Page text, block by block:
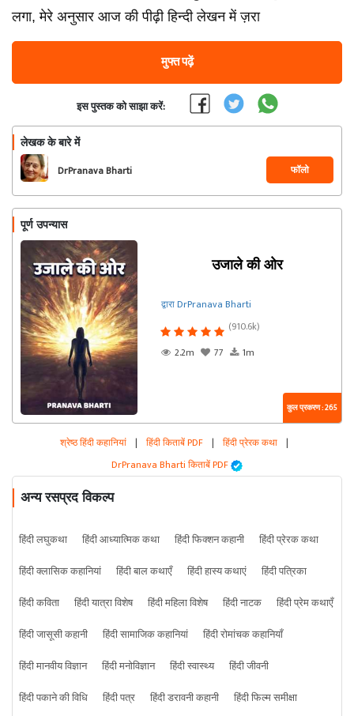
लगा, मेरे अनुसार आज की पीढ़ी हिन्दी लेखन में ज़रा
मुफ्त पढ़ें
इस पुस्तक को साझा करें:
लेखक के बारे में
DrPranava Bharti फॉलो
पूर्ण उपन्यास
उजाले की ओर
द्वारा DrPranava Bharti
(910.6k)
2.2m
77 1m
कुल प्रकरण : 265
श्रेष्ठ हिंदी कहानियां | हिंदी किताबें PDF | हिंदी प्रेरक कथा |
DrPranava Bharti किताबें PDF
अन्य रसप्रद विकल्प
हिंदी लघुकथा हिंदी आध्यात्मिक कथा हिंदी फिक्शन कहानी
हिंदी प्रेरक कथा
हिंदी क्लासिक कहानियां
हिंदी बाल कथाएँ हिंदी हास्य कथाएं
हिंदी पत्रिका
हिंदी कविता
हिंदी यात्रा विशेष हिंदी महिला विशेष हिंदी नाटक
हिंदी प्रेम कथाएँ
हिंदी जासूसी कहानी
हिंदी सामाजिक कहानियां
हिंदी रोमांचक कहानियाँ
हिंदी मानवीय विज्ञान
हिंदी मनोविज्ञान हिंदी स्वास्थ्य
हिंदी जीवनी
हिंदी पकाने की विधि
हिंदी पत्र हिंदी डरावनी कहानी हिंदी फिल्म समीक्षा